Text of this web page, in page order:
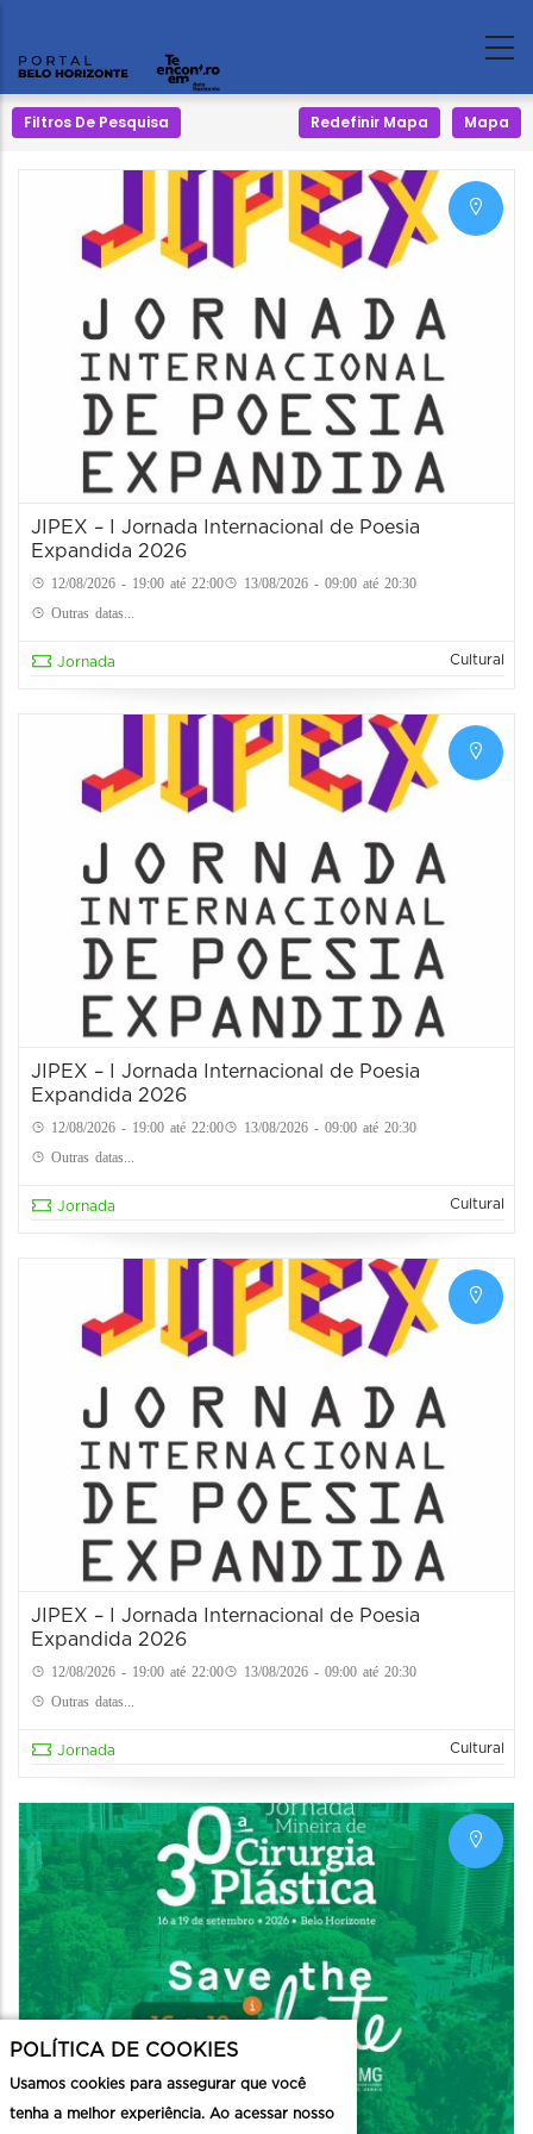
Filtros De Pesquisa Redefinir Mapa Mapa
JIPEX – I Jornada Internacional de Poesia
Expandida 2026
12/08/2026 - 19:00 até 22:00
13/08/2026 - 09:00 até 20:30
Outras datas...
Jornada Cultural
JIPEX – I Jornada Internacional de Poesia
Expandida 2026
12/08/2026 - 19:00 até 22:00
13/08/2026 - 09:00 até 20:30
Outras datas...
Jornada Cultural
JIPEX – I Jornada Internacional de Poesia
Expandida 2026
12/08/2026 - 19:00 até 22:00
13/08/2026 - 09:00 até 20:30
Outras datas...
Jornada Cultural
POLÍTICA DE COOKIES
Usamos cookies para assegurar que você
tenha a melhor experiência. Ao acessar nosso